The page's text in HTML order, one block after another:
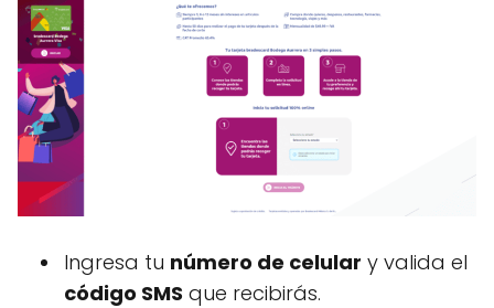
Ingresa tu número de celular y valida el
código SMS que recibirás.